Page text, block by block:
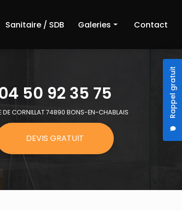
Rappel gratuit
Sanitaire / SDB Galeries
Sanitaire et salle de bain
Contact
50 92 35 75
DE CORNILLAT 74890 BONS-EN-CHABLAIS
DEVIS GRATUIT